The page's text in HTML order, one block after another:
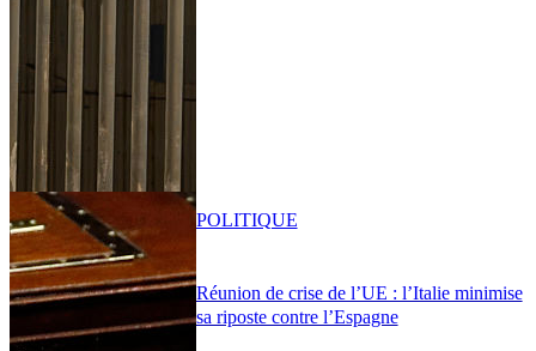
Réunion de crise de l’UE : l’Italie minimise
sa riposte contre l’Espagne
POLITIQUE